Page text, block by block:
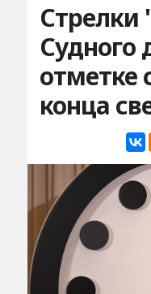
Стрелки
Судного
отметке
конца